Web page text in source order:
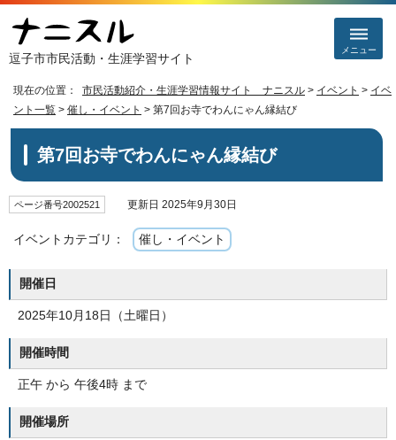
逗子市市民活動・生涯学習サイト
メニュー
現在の位置： 市民活動紹介・生涯学習情報サイト ナニスル > イベント > イベ
ント一覧 > 催し・イベント > 第7回お寺でわんにゃん縁結び
第7回お寺でわんにゃん縁結び
ページ番号2002521 更新日 2025年9月30日
イベントカテゴリ： 催し・イベント
開催日
2025年10月18日（土曜日）
開催時間
正午 から 午後4時 まで
開催場所